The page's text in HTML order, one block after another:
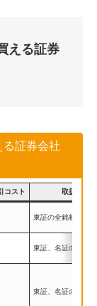
える証券
る証券会社
コスト 取扱銘柄
東証の全銘柄
東証、名証の全銘柄
東証、名証の全銘柄